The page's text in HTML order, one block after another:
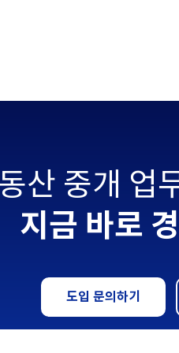
산 중개 업
지금 바로
도입 문의하기